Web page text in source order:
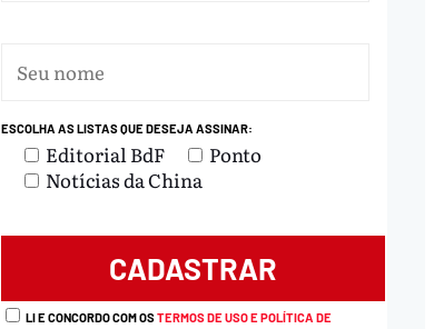
ESCOLHA AS LISTAS QUE DESEJA ASSINAR:
Editorial BdF
Ponto
Notícias da China
LI E CONCORDO COM OSTERMOS DE USO E POLÍTICA DE